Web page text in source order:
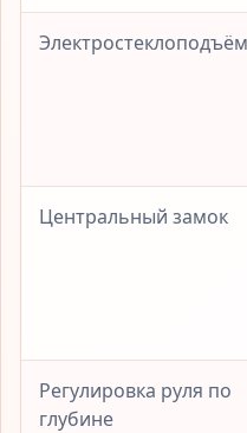
Центральный замок
Регулировка руля по
глубине